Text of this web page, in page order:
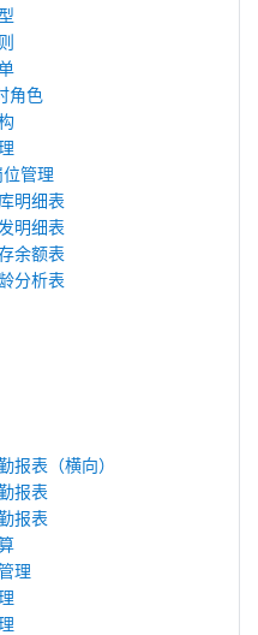
角色
管理
明细表
明细表
余额表
分析表
报表（横向）
报表
报表
理